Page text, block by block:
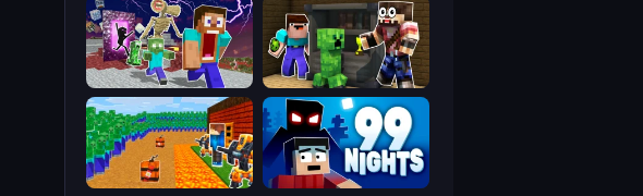
Noob Trolls Pro
Monster School Herobrine Siren Head
99 Nights (Bloxd.io)
Noob Tower Defense